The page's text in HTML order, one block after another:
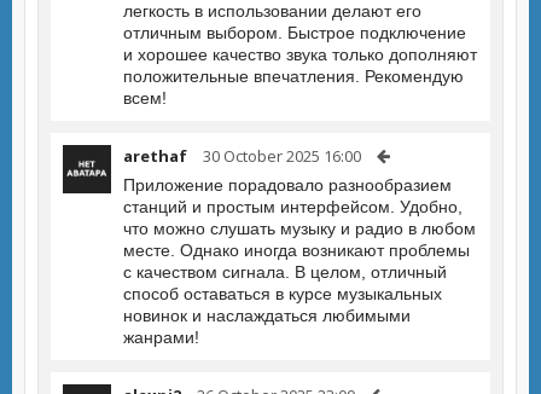
легкость в использовании делают его
отличным выбором. Быстрое подключение
и хорошее качество звука только дополняют
положительные впечатления. Рекомендую
всем!
arethaf 30 October 2025 16:00
Приложение порадовало разнообразием
станций и простым интерфейсом. Удобно,
что можно слушать музыку и радио в любом
месте. Однако иногда возникают проблемы
с качеством сигнала. В целом, отличный
способ оставаться в курсе музыкальных
новинок и наслаждаться любимыми
жанрами!